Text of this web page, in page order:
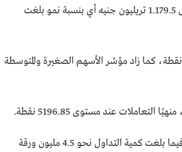
السوقي للأسهم المقيدة بالسوق عند 1.184.7 تريليون جنيه، مقابل 1.179.5 تريليون جنيه أي بنسبة نمو بلغت
وارتفع مؤشر “إيجي إكس 30” بنسبة 0.65%، مسجلاً 17451.44 نقطة، كما زاد مؤشر الأسهم الصغيرة والمتوسطة
وبلغ إجمالي قيمة التداول بالبورصة المصرية نحو 13 مليار جنيه، فيما بلغت كمية التداول نحو 4.5 مليون ورقة